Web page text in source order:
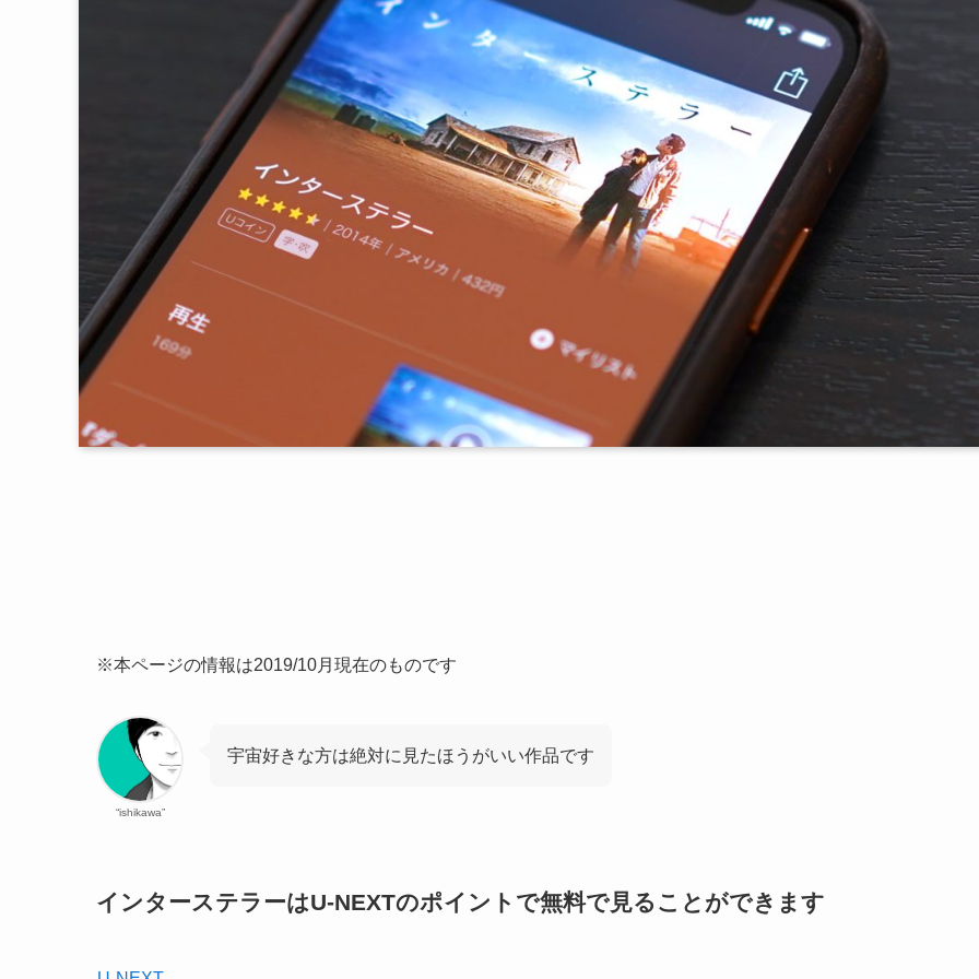
※本ページの情報は2019/10月現在のものです
“ishikawa”
宇宙好きな方は絶対に見たほうがいい作品です
インターステラーはU-NEXTのポイントで無料で見ることができます